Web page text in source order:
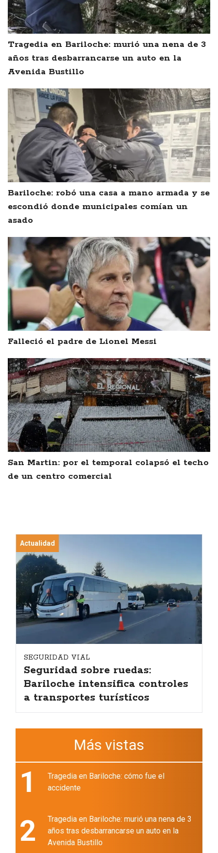
Tragedia en Bariloche: murió una nena de 3
años tras desbarrancarse un auto en la
Avenida Bustillo
Bariloche: robó una casa a mano armada y se
escondió donde municipales comían un
asado
Falleció el padre de Lionel Messi
San Martin: por el temporal colapsó el techo
de un centro comercial
Actualidad
SEGURIDAD VIAL
Seguridad sobre ruedas:
Bariloche intensifica controles
a transportes turísticos
Más vistas
1
Tragedia en Bariloche: cómo fue el
accidente
2
Tragedia en Bariloche: murió una nena de 3
años tras desbarrancarse un auto en la
Avenida Bustillo